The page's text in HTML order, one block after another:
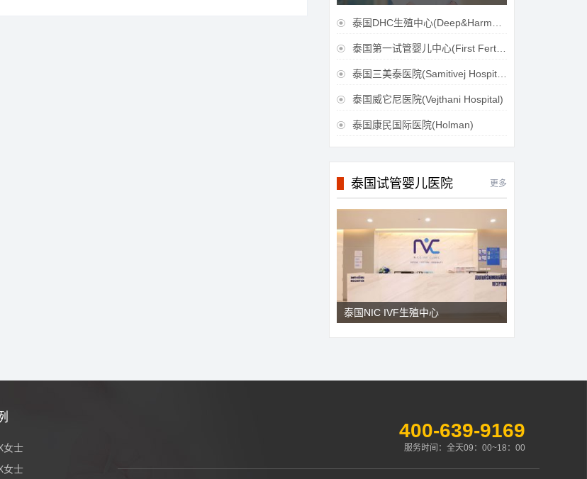
 泰国DHC生殖中心(Deep&Harmonicare IVF Center)
 泰国第一试管婴儿中心(First Fertilily PGS Center Limitied)
 泰国三美泰医院(Samitivej Hospital)
 泰国威它尼医院(Vejthani Hospital)
 泰国康民国际医院(Holman)
泰国试管婴儿医院 更多
泰国NIC IVF生殖中心
女士
女士
400-639-9169
服务时间：全天09：00~18：00